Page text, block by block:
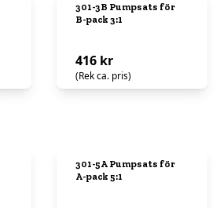
301-3B Pumpsats för
B-pack 3:1
416 kr
(Rek ca. pris)
301-5A Pumpsats för
A-pack 5:1